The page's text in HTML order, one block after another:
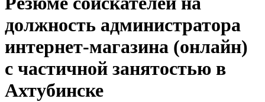
должность администратора
интернет-магазина (онлайн)
с частичной занятостью в
Ахтубинске